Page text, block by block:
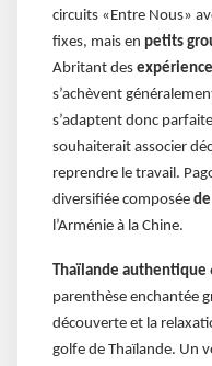
circuits «Entre Nous»
fixes, mais en petits
Abritant des
s’achèvent
s’adaptent donc
souhaiterait associer
reprendre le travail.
diversifiée composée
l’Arménie à la Chine.
Thaïlande authentique
parenthèse enchantée
découverte et la
golfe de Thaïlande. Un